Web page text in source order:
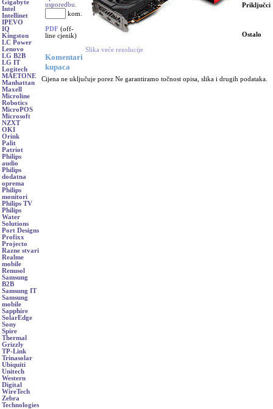
Gigabyte
Intel
Intellinet
IPEVO
IQ
Kingston
LC Power
Lenovo
LG B2B
LG IT
Logitech
MAETONE
Manhattan
Maxell
Microline
Robotics
MicroPOS
Microsoft
NZXT
OKI
Orink
Palit
Patriot
Philips
audio
Philips
dodatna
oprema
Philips
monitori
Philips TV
Philips
Water
Solutions
Port Designs
Profixx
Projecto
Razne stvari
Realme
mobile
Renusol
Samsung
B2B
Samsung IT
Samsung
mobile
Sapphire
SolarEdge
Sony
Spire
Thermal
Grizzly
TP-Link
Trinasolar
Ubiquiti
Unitech
Western
Digital
WireTech
Zebra
Technologies
usporedbu.
kom.
PDF (off-
line cjenik)
Komentari
kupaca
Slika veće rezolucije
Priključci
Ostalo
Cijena ne uključuje porez Ne garantiramo točnost opisa, slika i drugih podataka.